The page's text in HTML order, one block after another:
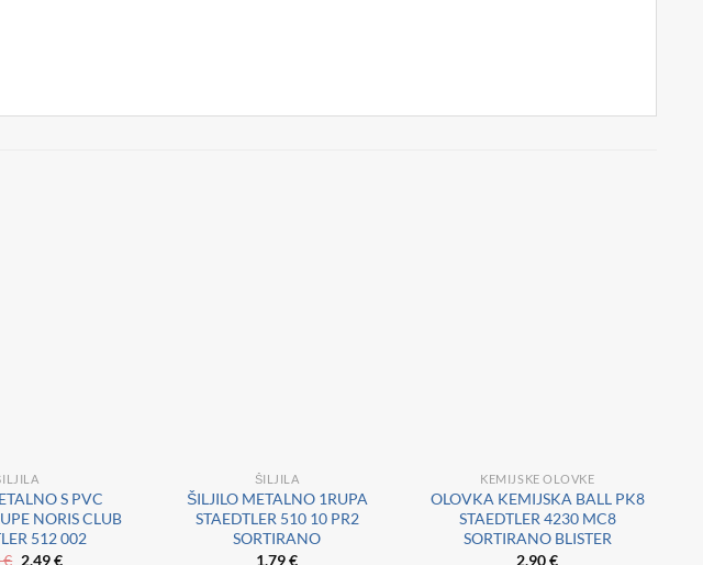
S PVC
NORIS CLUB
512 002
€ Izvorna
2,49€Trenutna
ŠILJILA
ŠILJILO METALNO 1RUPA
STAEDTLER 510 10 PR2
SORTIRANO
1,79€
KEMIJSKE OLOVKE
OLOVKA KEMIJSKA BALL PK8
STAEDTLER 4230 MC8
SORTIRANO BLISTER
2,90€